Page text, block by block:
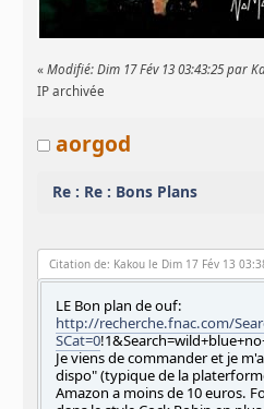
«Modifié: Dim 17 Fév 13 03:43:25 par
IP archivée
aorgod
Re : Re : Bons Plans
Citation de: Kakou le Dim 17 Fév 13
LE Bon plan de ouf:
http://recherche.fnac.com/
SCat=0
Je viens de commander et je
dispo" (typique de la
Amazon a moins de 10 euros.